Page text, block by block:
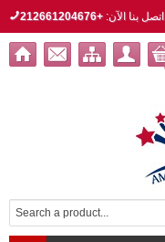
اتصل بنا الآن:+212661204676